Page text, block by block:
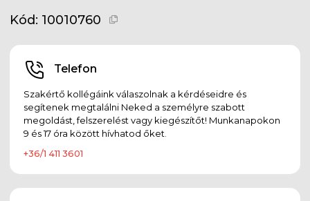
Kód: 10010760
Telefon
Szakértő kollégáink válaszolnak a kérdéseidre és
segítenek megtalálni Neked a személyre szabott
megoldást, felszerelést vagy kiegészítőt! Munkanapokon
9 és 17 óra között hívhatod őket.
+36/1 411 3601